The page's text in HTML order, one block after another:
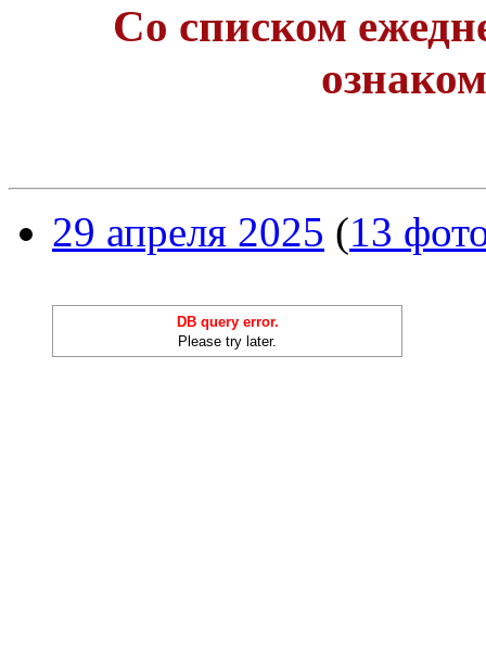
Со списком
29 апреля 2025 (13
DB query error.
Please try later.